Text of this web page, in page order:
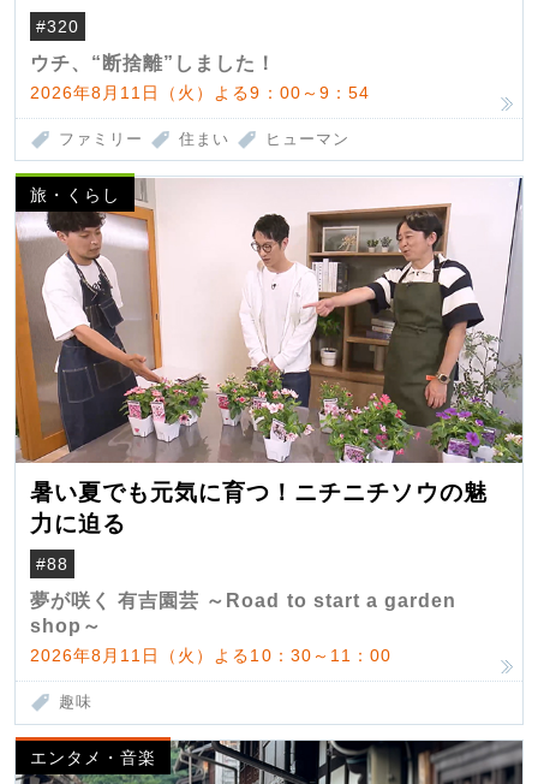
#320
ウチ、“断捨離”しました！
2026年8月11日（火）よる9：00～9：54
ファミリー 住まい ヒューマン
旅・くらし
暑い夏でも元気に育つ！ニチニチソウの魅
力に迫る
#88
夢が咲く 有吉園芸 ～Road to start a garden
shop～
2026年8月11日（火）よる10：30～11：00
趣味
エンタメ・音楽